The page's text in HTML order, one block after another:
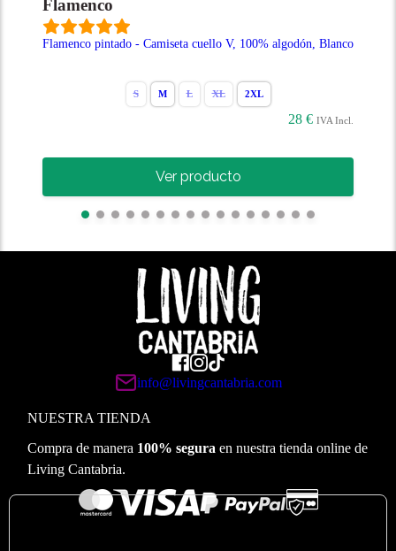
- Camiseta cuello V, 100% algodón, Blanco
2XL
Águila - Camiseta cuello
info@livingcantabria.com
NUESTRA TIENDA
Compra de manera 100% segura en nuestra tienda online de
Living Cantabria.